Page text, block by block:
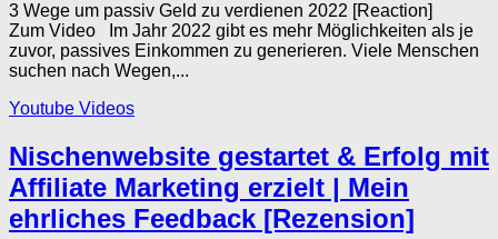
3 Wege um passiv Geld zu verdienen 2022 [Reaction]
Zum Video Im Jahr 2022 gibt es mehr Möglichkeiten als je
zuvor, passives Einkommen zu generieren. Viele Menschen
suchen nach Wegen,...
Youtube Videos
Nischenwebsite gestartet & Erfolg mit
Affiliate Marketing erzielt | Mein
ehrliches Feedback [Rezension]